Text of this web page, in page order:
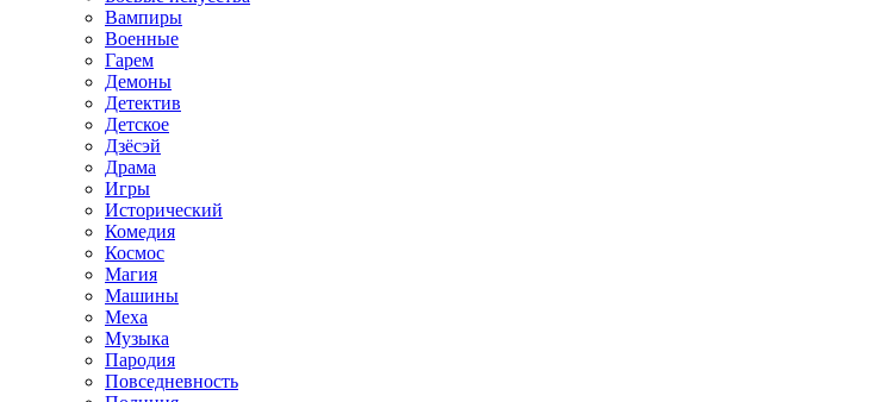
Вампиры
Военные
Гарем
Демоны
Детектив
Детское
Дзёсэй
Драма
Игры
Исторический
Комедия
Космос
Магия
Машины
Меха
Музыка
Пародия
Повседневность